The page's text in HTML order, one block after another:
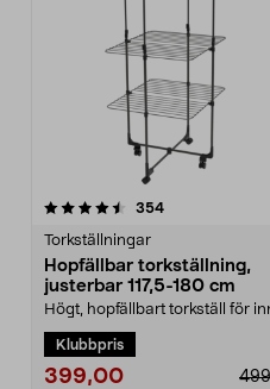
354recensioner
Torkställningar
Hopfällbar torkställning,
justerbar 117,5-180 cm
Högt, hopfällbart torkställ för
yta. Sv...
Klubbpris
399,00
4.0 av 5 stjärnor